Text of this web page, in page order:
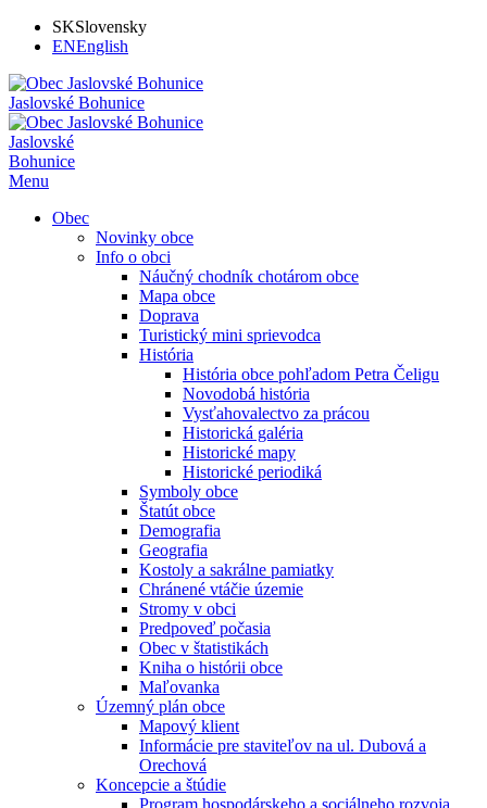
SKSlovensky
ENEnglish
Jaslovské Bohunice
Jaslovské
Bohunice
Menu
Obec
Novinky obce
Info o obci
Náučný chodník chotárom obce
Mapa obce
Doprava
Turistický mini sprievodca
História
História obce pohľadom Petra Čeligu
Novodobá história
Vysťahovalectvo za prácou
Historická galéria
Historické mapy
Historické periodiká
Symboly obce
Štatút obce
Demografia
Geografia
Kostoly a sakrálne pamiatky
Chránené vtáčie územie
Stromy v obci
Predpoveď počasia
Obec v štatistikách
Kniha o histórii obce
Maľovanka
Územný plán obce
Mapový klient
Informácie pre staviteľov na ul. Dubová a
Orechová
Koncepcie a štúdie
Program hospodárskeho a sociálneho rozvoja